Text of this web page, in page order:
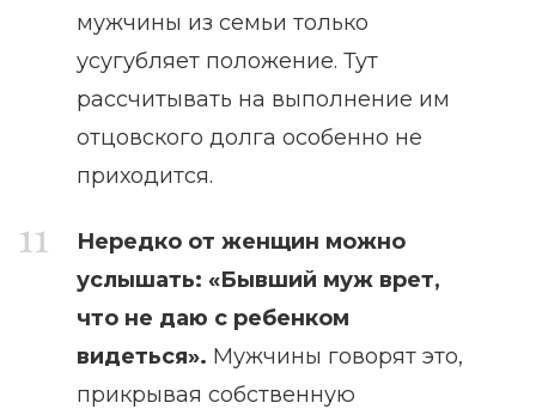
мужчины из семьи только
усугубляет положение. Тут
рассчитывать на выполнение им
отцовского долга особенно не
приходится.
Нередко от женщин можно
услышать: «Бывший муж врет,
что не даю с ребенком
видеться». Мужчины говорят это,
прикрывая собственную